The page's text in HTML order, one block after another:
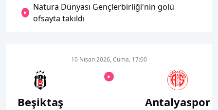
Natura Dünyası Gençlerbirliği'nin golü
ofsayta takıldı
Beşiktaş
10 Nisan 2026, Cuma, 17:00
Antalyaspor